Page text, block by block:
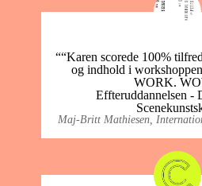
““Karen scorede 100%
og indhold i
WORK.
Effteruddannelsen -
Maj-Britt Mathiesen,